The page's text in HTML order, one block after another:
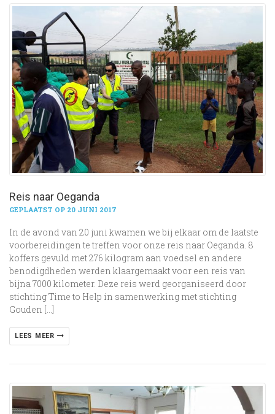
Reis naar Oeganda
GEPLAATST OP 20 JUNI 2017
In de avond van 20 juni kwamen we bij elkaar om de laatste
voorbereidingen te treffen voor onze reis naar Oeganda. 8
koffers gevuld met 276 kilogram aan voedsel en andere
benodigdheden werden klaargemaakt voor een reis van
bijna 7000 kilometer. Deze reis werd georganiseerd door
stichting Time to Help in samenwerking met stichting
Gouden […]
LEES MEER